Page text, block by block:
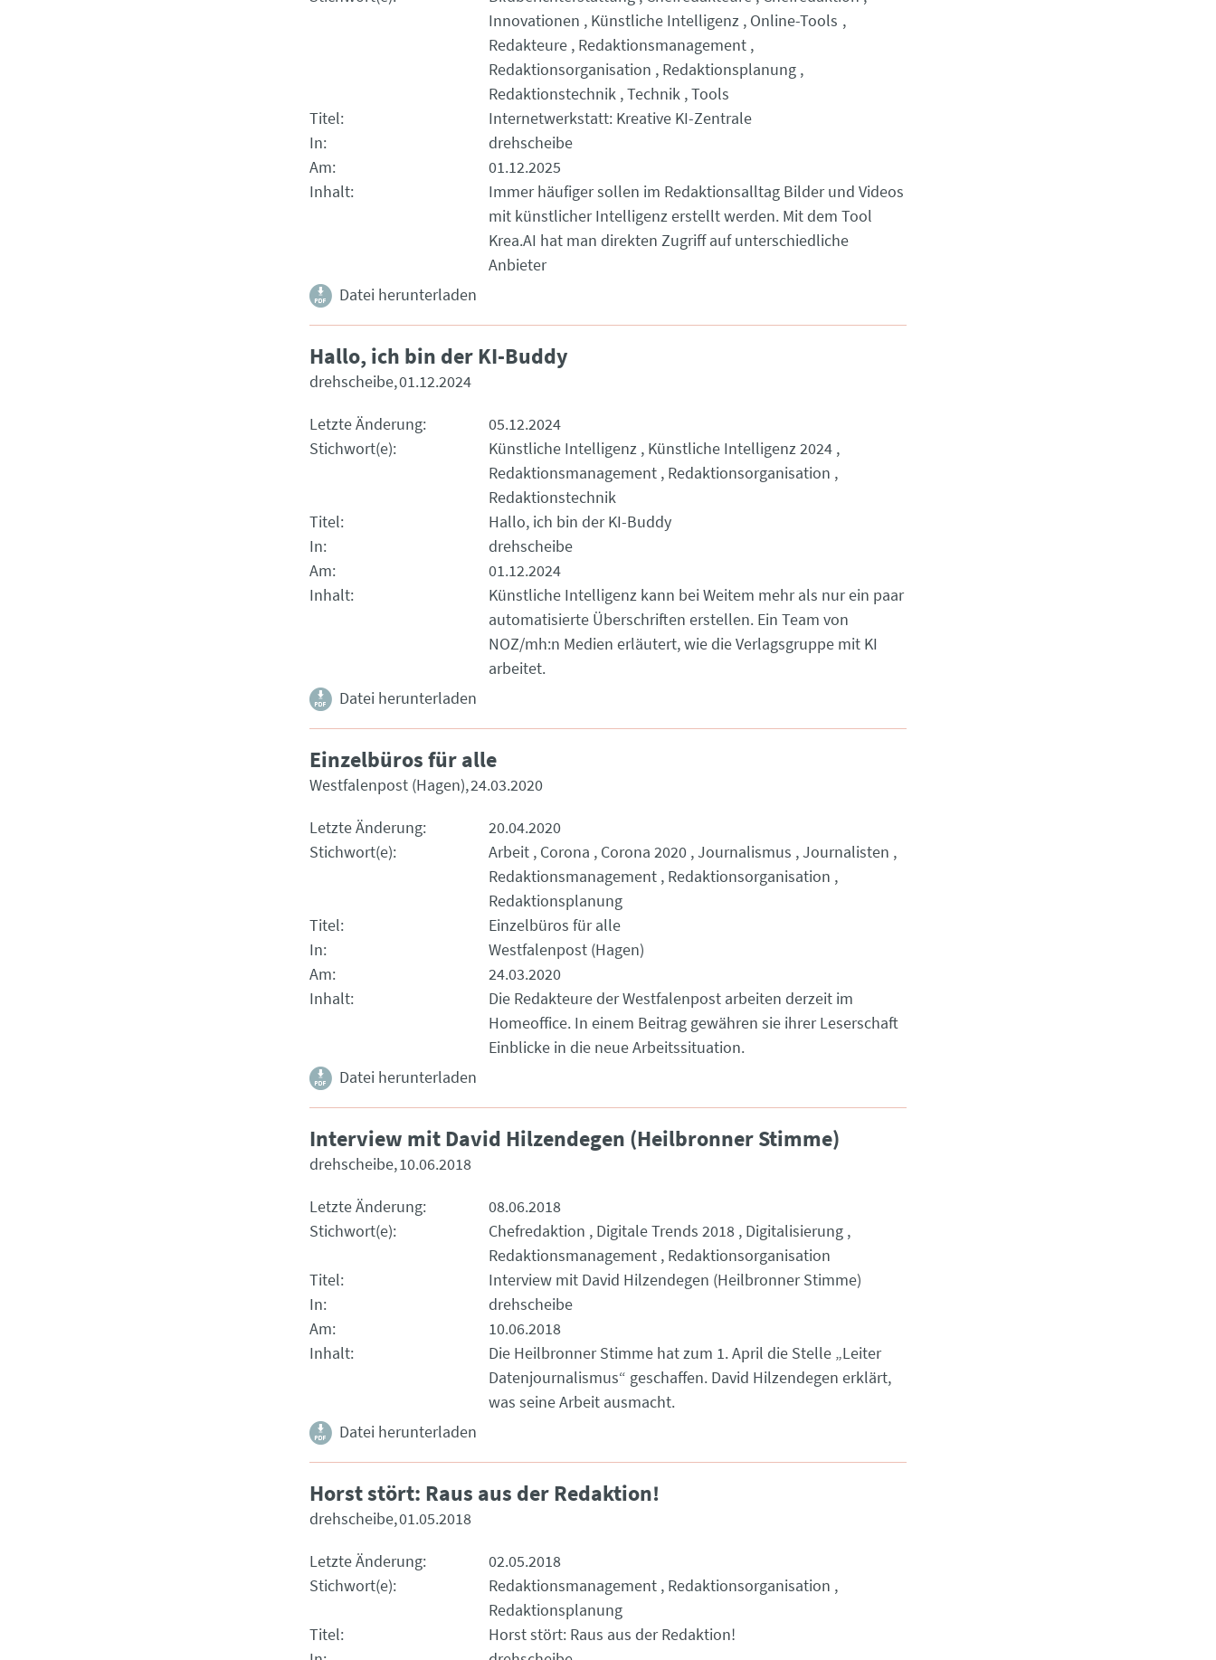
Innovationen
Künstliche Intelligenz Online-Tools
Redakteure Redaktionsmanagement
Redaktionsorganisation
Redaktionsplanung
Redaktionstechnik Technik Tools
Titel
Internetwerkstatt: Kreative KI-Zentrale
In
drehscheibe
Am
01.12.2025
Inhalt
Immer häufiger sollen im Redaktionsalltag Bilder und Videos
mit künstlicher Intelligenz erstellt werden. Mit dem Tool
Krea.AI hat man direkten Zugriff auf unterschiedliche
Anbieter
Datei herunterladen
Hallo, ich bin der KI-Buddy
drehscheibe 01.12.2024
Letzte Änderung
05.12.2024
Stichwort(e)
Künstliche Intelligenz Künstliche Intelligenz 2024
Redaktionsmanagement Redaktionsorganisation
Redaktionstechnik
Titel
Hallo, ich bin der KI-Buddy
In
drehscheibe
Am
01.12.2024
Inhalt
Künstliche Intelligenz kann bei Weitem mehr als nur ein paar
automatisierte Überschriften erstellen. Ein Team von
NOZ/mh:n Medien erläutert, wie die Verlagsgruppe mit KI
arbeitet.
Datei herunterladen
Einzelbüros für alle
Westfalenpost (Hagen) 24.03.2020
Letzte Änderung
20.04.2020
Stichwort(e)
Arbeit Corona Corona 2020 Journalismus Journalisten
Redaktionsmanagement Redaktionsorganisation
Redaktionsplanung
Titel
Einzelbüros für alle
In
Westfalenpost (Hagen)
Am
24.03.2020
Inhalt
Die Redakteure der Westfalenpost arbeiten derzeit im
Homeoffice. In einem Beitrag gewähren sie ihrer Leserschaft
Einblicke in die neue Arbeitssituation.
Datei herunterladen
Interview mit David Hilzendegen (Heilbronner Stimme)
drehscheibe 10.06.2018
Letzte Änderung
08.06.2018
Stichwort(e)
Chefredaktion Digitale Trends 2018 Digitalisierung
Redaktionsmanagement Redaktionsorganisation
Titel
Interview mit David Hilzendegen (Heilbronner Stimme)
In
drehscheibe
Am
10.06.2018
Inhalt
Die Heilbronner Stimme hat zum 1. April die Stelle „Leiter
Datenjournalismus“ geschaffen. David Hilzendegen erklärt,
was seine Arbeit ausmacht.
Datei herunterladen
Horst stört: Raus aus der Redaktion!
drehscheibe 01.05.2018
Letzte Änderung
02.05.2018
Stichwort(e)
Redaktionsmanagement Redaktionsorganisation
Redaktionsplanung
Titel
Horst stört: Raus aus der Redaktion!